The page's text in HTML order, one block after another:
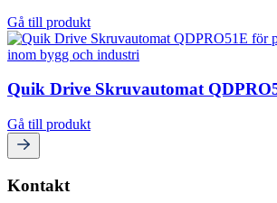
Gå till produkt
Quik Drive Skruvautomat
Gå till produkt
Kontakt